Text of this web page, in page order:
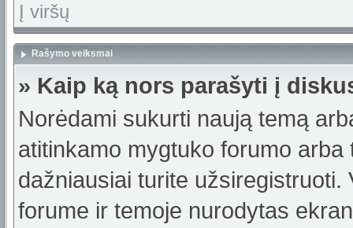
Į viršų
Rašymo veiksmai
» Kaip ką nors parašyti į
Norėdami sukurti naują temą
atitinkamo mygtuko forumo
dažniausiai turite
forume ir temoje nurodytas